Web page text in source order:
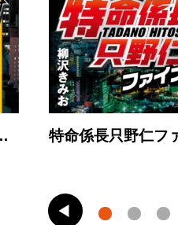
特命係長只野仁フ